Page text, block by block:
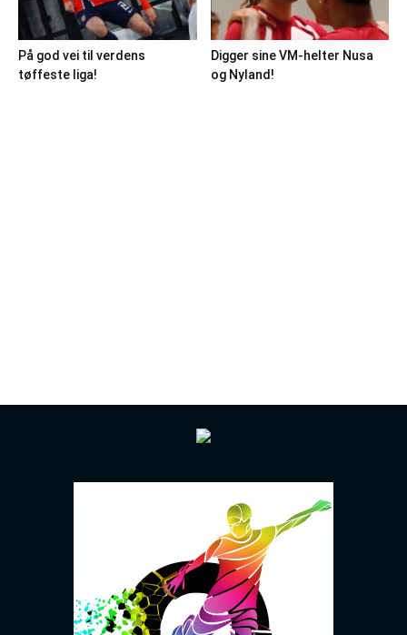
På god vei til verdens
tøffeste liga!
Digger sine VM-helter Nusa
og Nyland!